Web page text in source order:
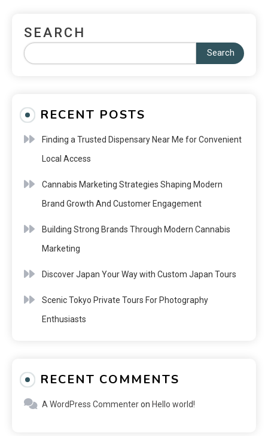
SEARCH
Search
RECENT POSTS
Finding a Trusted Dispensary Near Me for Convenient
Local Access
Cannabis Marketing Strategies Shaping Modern
Brand Growth And Customer Engagement
Building Strong Brands Through Modern Cannabis
Marketing
Discover Japan Your Way with Custom Japan Tours
Scenic Tokyo Private Tours For Photography
Enthusiasts
RECENT COMMENTS
A WordPress Commenteron Hello world!